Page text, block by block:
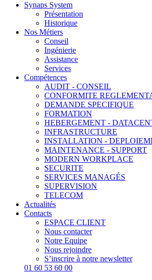
Synaps System
Présentation
Historique
Nos Métiers
Conseil
Ingénierie
Assistance
Services
Compétences
AUDIT - CONSEIL
CONFORMITE
DEMANDE SPECIFIQUE
FORMATION
HEBERGEMENT -
INFRASTRUCTURE
INSTALLATION -
MAINTENANCE - SUPPORT
MODERN WORKPLACE
SECURITE
SERVICES MANAGÉS
SUPERVISION
TELECOM
Actualités
Contacts
ESPACE CLIENT
Nous contacter
Notre Equipe
Nous rejoindre
S’inscrire à notre newsletter
01 60 53 60 00